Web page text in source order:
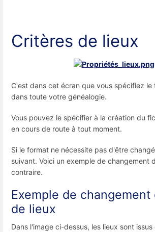
Critères de lieux
C'est dans cet écran que vous spécifiez le
dans toute votre généalogie.
Vous pouvez le spécifier à la création du
en cours de route à tout moment.
Si le format ne nécessite pas d'être
suivant. Voici un exemple de changement
contraire.
Exemple de
de lieux
Dans l'image ci-dessus, les lieux sont